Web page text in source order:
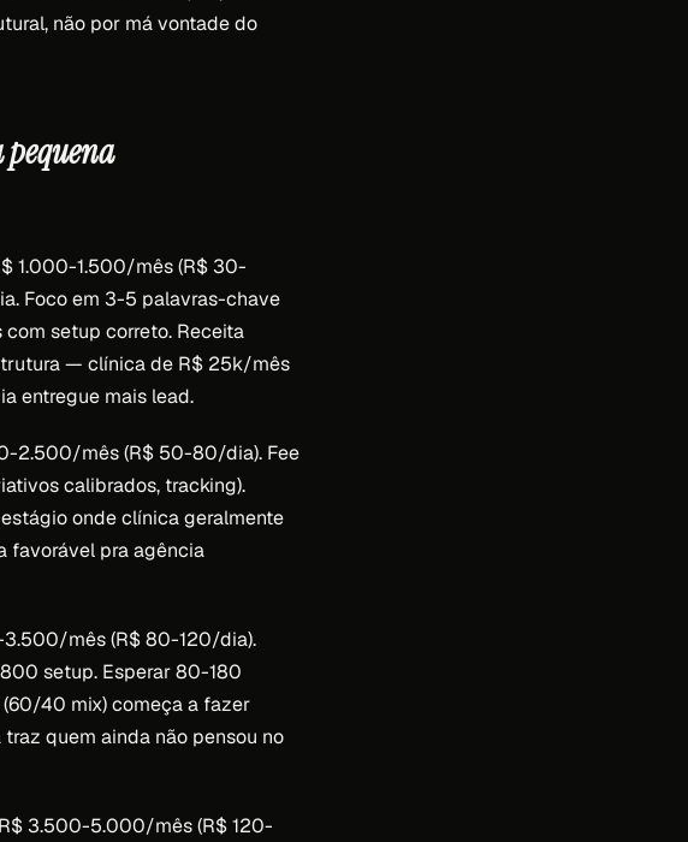
não por má vontade do
1.000-1.500/mês (R$ 30-
Foco em 3-5 palavras-chave
setup correto. Receita
— clínica de R$ 25k/mês
entregue mais lead.
2.500/mês (R$ 50-80/dia). Fee
calibrados, tracking).
onde clínica geralmente
favorável pra agência
mês (R$ 80-120/dia).
setup. Esperar 80-180
40 mix) começa a fazer
quem ainda não pensou no
3.500-5.000/mês (R$ 120-